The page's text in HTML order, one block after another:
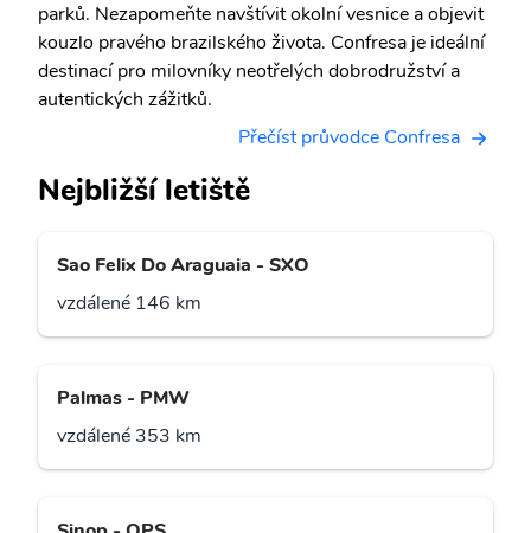
parků. Nezapomeňte navštívit okolní vesnice a objevit
kouzlo pravého brazilského života. Confresa je ideální
destinací pro milovníky neotřelých dobrodružství a
autentických zážitků.
Přečíst průvodce Confresa
Nejbližší letiště
Sao Felix Do Araguaia - SXO
vzdálené 146 km
Palmas - PMW
vzdálené 353 km